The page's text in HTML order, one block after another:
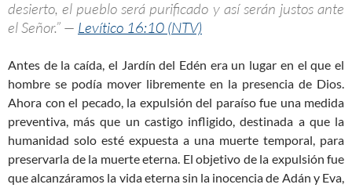
desierto, el pueblo será purificado y así serán justos ante
el Señor.” — Levítico 16:10 (NTV)
Antes de la caída, el Jardín del Edén era un lugar en el que el
hombre se podía mover libremente en la presencia de Dios.
Ahora con el pecado, la expulsión del paraíso fue una medida
preventiva, más que un castigo infligido, destinada a que la
humanidad solo esté expuesta a una muerte temporal, para
preservarla de la muerte eterna. El objetivo de la expulsión fue
que alcanzáramos la vida eterna sin la inocencia de Adán y Eva,